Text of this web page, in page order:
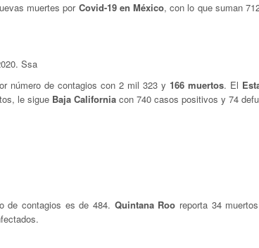
muertes por Covid-19 en México, con lo que suman
Ssa
número de contagios con 2 mil 323 y 166 muertos. El
le sigue Baja California con 740 casos positivos y 74
de contagios es de 484. Quintana Roo reporta 34